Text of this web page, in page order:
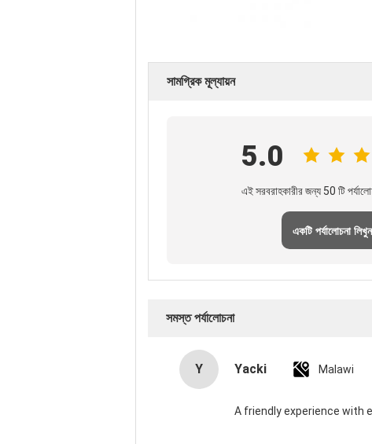
সামগ্রিক মূল্যায়ন
5.0
এই সরবরাহকারীর জন্য 50 টি
একটি পর্যালোচনা লিখুন
সমস্ত পর্যালোচনা
Y Yacki Malawi
A friendly experience with